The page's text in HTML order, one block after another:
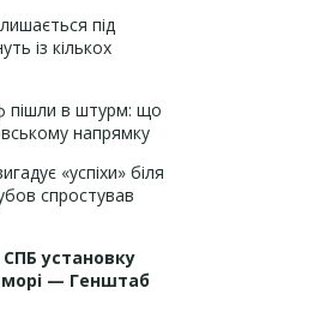
під
із кількох
пішли в штурм: що
напрямку
«успіхи» біля
спростував
установку
— Генштаб